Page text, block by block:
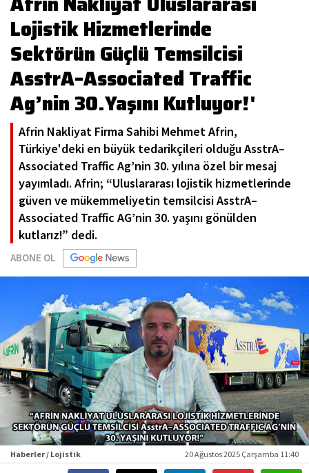
Lojistik Hizmetlerinde
Sektörün Güçlü Temsilcisi
AsstrA–Associated Traffic
Ag’nin 30.Yaşını Kutluyor!'
Afrin Nakliyat Firma Sahibi Mehmet Afrin,
Türkiye'deki en büyük tedarikçileri olduğu AsstrA–
Associated Traffic Ag’nin 30. yılına özel bir mesaj
yayımladı. Afrin; “Uluslararası lojistik hizmetlerinde
güven ve mükemmeliyetin temsilcisi AsstrA–
Associated Traffic AG’nin 30. yaşını gönülden
kutlarız!” dedi.
ABONE OL
Haberler / Lojistik 20 Ağustos 2025 Çarşamba 11:40